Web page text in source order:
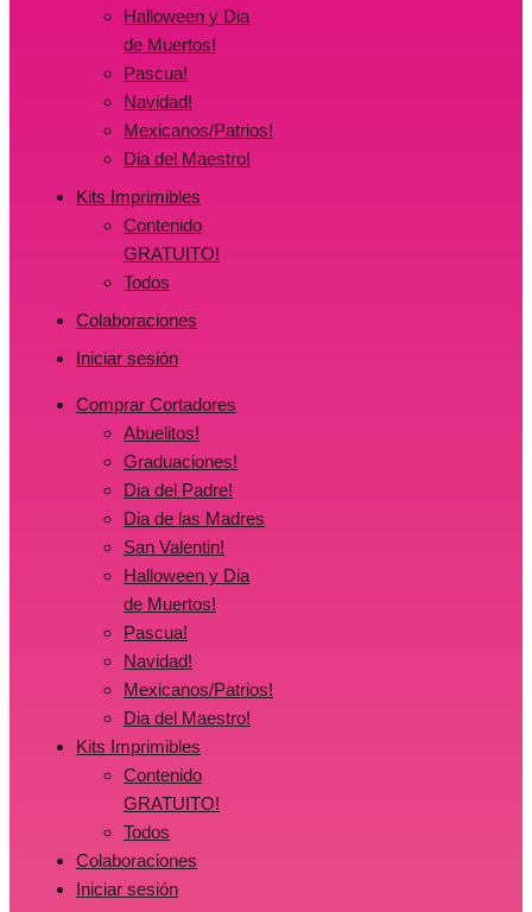
Halloween y Dia
de Muertos!
Pascua!
Navidad!
Mexicanos/Patrios!
Dia del Maestro!
Kits Imprimibles
Contenido
GRATUITO!
Todos
Colaboraciones
Iniciar sesión
Comprar Cortadores
Abuelitos!
Graduaciones!
Dia del Padre!
Dia de las Madres
San Valentin!
Halloween y Dia
de Muertos!
Pascua!
Navidad!
Mexicanos/Patrios!
Dia del Maestro!
Kits Imprimibles
Contenido
GRATUITO!
Todos
Colaboraciones
Iniciar sesión